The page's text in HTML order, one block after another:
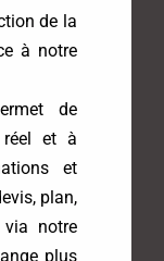
de la
à notre
de
réel et à
et
plan,
notre
plus